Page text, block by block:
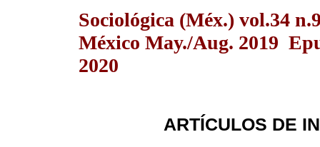
Sociológica (Méx.) vol.34
México May./Aug. 2019
2020
ARTÍCULOS DE